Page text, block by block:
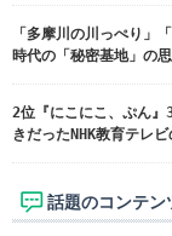
「多摩川の川っぺり」
時代の「秘密基地」の
2位『にこにこ、ぷん
きだったNHK教育テレ
話題のコンテン